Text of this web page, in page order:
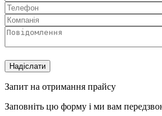
Запит на отримання прайсу
Заповніть цю форму і ми вам